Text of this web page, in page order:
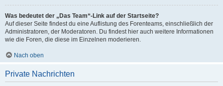
Was bedeutet der „Das Team“-Link auf der Startseite?
Auf dieser Seite findest du eine Auflistung des Forenteams, einschließlich der
Administratoren, der Moderatoren. Du findest hier auch weitere Informationen
wie die Foren, die diese im Einzelnen moderieren.
Nach oben
Private Nachrichten